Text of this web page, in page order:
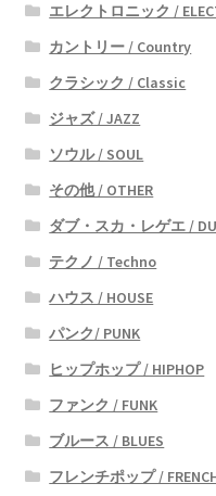
エレクトロニック /
カントリー / Country
クラシック / Classic
ジャズ / JAZZ
ソウル / SOUL
その他 / OTHER
ダブ・スカ・レゲエ /
テクノ / Techno
ハウス / HOUSE
パンク/ PUNK
ヒップホップ / HIPHOP
ファンク / FUNK
ブルース / BLUES
フレンチポップ /